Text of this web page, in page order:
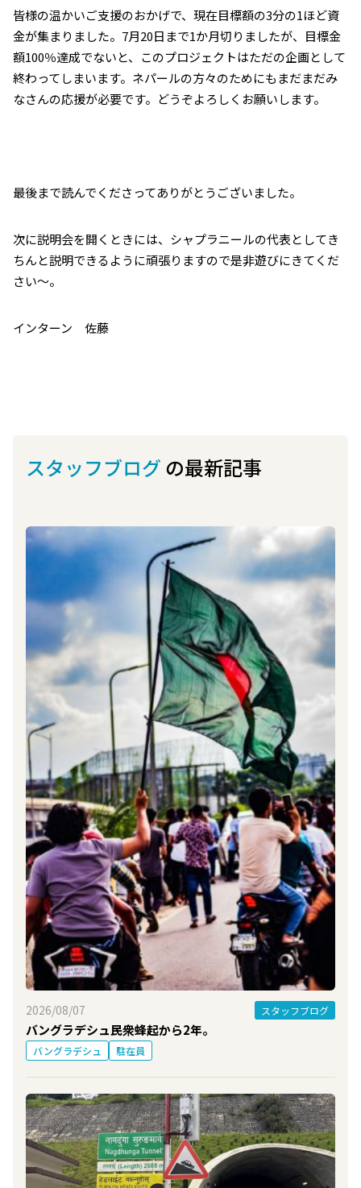
皆様の温かいご支援のおかげで、現在目標額の3分の1ほど資
金が集まりました。7月20日まで1か月切りましたが、目標金
額100％達成でないと、このプロジェクトはただの企画として
終わってしまいます。ネパールの方々のためにもまだまだみ
なさんの応援が必要です。どうぞよろしくお願いします。
最後まで読んでくださってありがとうございました。
次に説明会を開くときには、シャプラニールの代表としてき
ちんと説明できるように頑張りますので是非遊びにきてくだ
さい～。
インターン 佐藤
スタッフブログ の最新記事
2026/08/07 スタッフブログ
バングラデシュ民衆蜂起から2年。
バングラデシュ 駐在員